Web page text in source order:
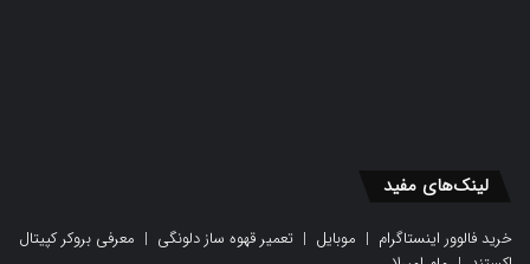
لینک‌های مفید
خرید فالوور اینستاگرام | موبایل | تعمیر قهوه ساز دلونگی | معرفی بروکر کپیتال